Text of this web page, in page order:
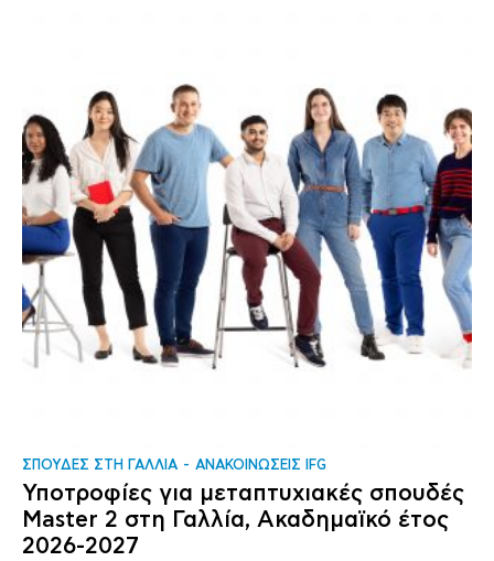
ΣΠΟΥΔΕΣ ΣΤΗ ΓΑΛΛΙΑ ΑΝΑΚΟΙΝΩΣΕΙΣ IFG
Υποτροφίες για μεταπτυχιακές σπουδές
Master 2 στη Γαλλία, Ακαδημαϊκό έτος
2026-2027